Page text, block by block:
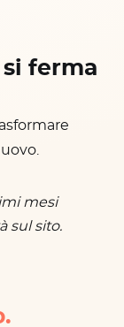
ferma
mesi
sul sito.